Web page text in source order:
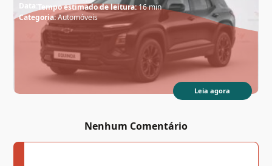
Data:
Tempo estimado de leitura:16 min
Categoria:Automóveis
Leia agora
Nenhum Comentário